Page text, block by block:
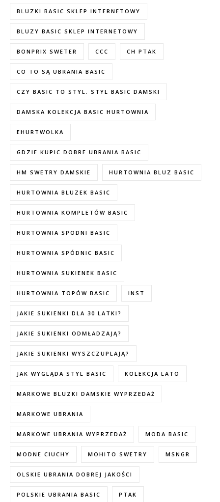
BLUZKI BASIC SKLEP INTERNETOWY
BLUZY BASIC SKLEP INTERNETOWY
BONPRIX SWETER CCC CH PTAK
CO TO SĄ UBRANIA BASIC
CZY BASIC TO STYL. STYL BASIC DAMSKI
DAMSKA KOLEKCJA BASIC HURTOWNIA
EHURTWOLKA
GDZIE KUPIC DOBRE UBRANIA BASIC
HM SWETRY DAMSKIE HURTOWNIA BLUZ BASIC
HURTOWNIA BLUZEK BASIC
HURTOWNIA KOMPLETÓW BASIC
HURTOWNIA SPODNI BASIC
HURTOWNIA SPÓDNIC BASIC
HURTOWNIA SUKIENEK BASIC
HURTOWNIA TOPÓW BASIC INST
JAKIE SUKIENKI DLA 30 LATKI?
JAKIE SUKIENKI ODMŁADZAJĄ?
JAKIE SUKIENKI WYSZCZUPLAJĄ?
JAK WYGLĄDA STYL BASIC KOLEKCJA LATO
MARKOWE BLUZKI DAMSKIE WYPRZEDAŻ
MARKOWE UBRANIA
MARKOWE UBRANIA WYPRZEDAŻ MODA BASIC
MODNE CIUCHY MOHITO SWETRY MSNGR
OLSKIE UBRANIA DOBREJ JAKOŚCI
POLSKIE UBRANIA BASIC PTAK